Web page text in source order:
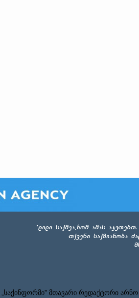
მთავარი რედაქტორი